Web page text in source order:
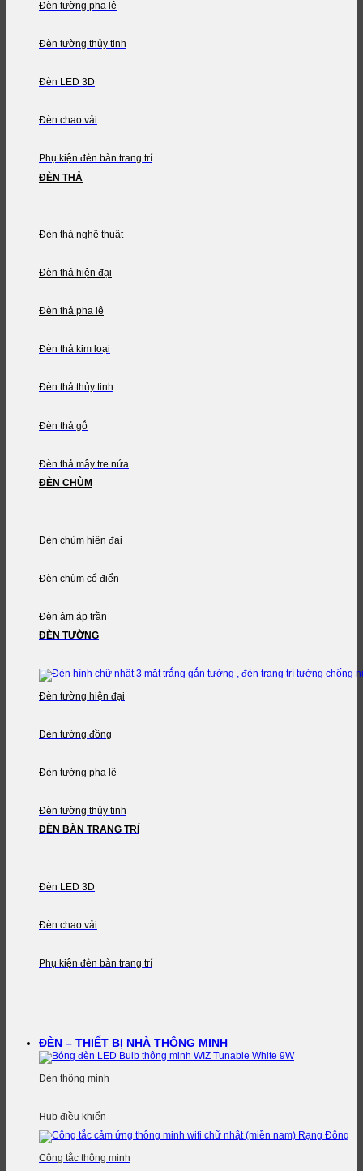
Đèn tường pha lê
Đèn tường thủy tinh
Đèn LED 3D
Đèn chao vải
Phụ kiện đèn bàn trang trí
ĐÈN THẢ
Đèn thả nghệ thuật
Đèn thả hiện đại
Đèn thả pha lê
Đèn thả kim loại
Đèn thả thủy tinh
Đèn thả gỗ
Đèn thả mây tre nứa
ĐÈN CHÙM
Đèn chùm hiện đại
Đèn chùm cổ điển
Đèn âm áp trần
ĐÈN TƯỜNG
Đèn tường hiện đại
Đèn tường đồng
Đèn tường pha lê
Đèn tường thủy tinh
ĐÈN BÀN TRANG TRÍ
Đèn LED 3D
Đèn chao vải
Phụ kiện đèn bàn trang trí
ĐÈN – THIẾT BỊ NHÀ THÔNG MINH
Đèn thông minh
Hub điều khiển
Công tắc thông minh